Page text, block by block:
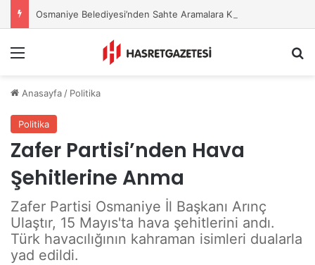
Osmaniye Belediyesi’nden Sahte Aramalara Kritik Uyarı
Anasayfa / Politika
Politika
Zafer Partisi’nden Hava
Şehitlerine Anma
Zafer Partisi Osmaniye İl Başkanı Arınç
Ulaştır, 15 Mayıs'ta hava şehitlerini andı.
Türk havacılığının kahraman isimleri dualarla
yad edildi.